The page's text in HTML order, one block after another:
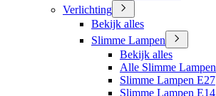
Verlichting
Bekijk alles
Slimme Lampen
Bekijk alles
Alle Slimme Lampen
Slimme Lampen E27
Slimme Lampen E14